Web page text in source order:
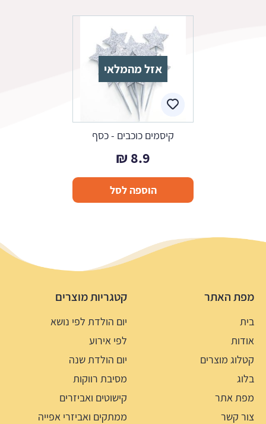
אזל מהמלאי
קיסמים כוכבים - כסף
8.9
₪
הוספה לסל
מפת האתר
בית
אודות
קטלוג מוצרים
בלוג
מפת אתר
צור קשר
קטגריות מוצרים
יום הולדת לפי נושא
לפי אירוע
יום הולדת שנה
מסיבת רווקות
קישוטים ואביזרים
ממתקים ואביזרי אפייה